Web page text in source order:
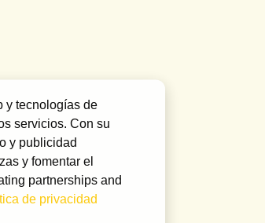
y tecnologías de
servicios. Con su
y publicidad
y fomentar el
partnerships and
de privacidad